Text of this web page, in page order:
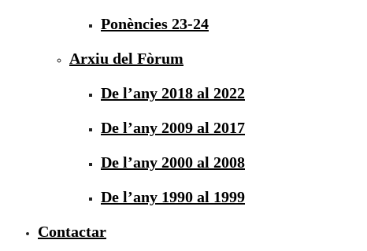
Ponències 23-24
Arxiu del Fòrum
De l’any 2018 al 2022
De l’any 2009 al 2017
De l’any 2000 al 2008
De l’any 1990 al 1999
Contactar